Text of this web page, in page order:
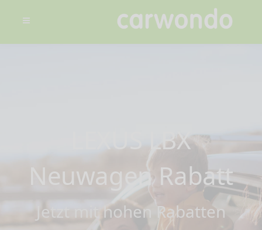
LEXUS LBX
Neuwagen Rabatt
Jetzt mit hohen Rabatten